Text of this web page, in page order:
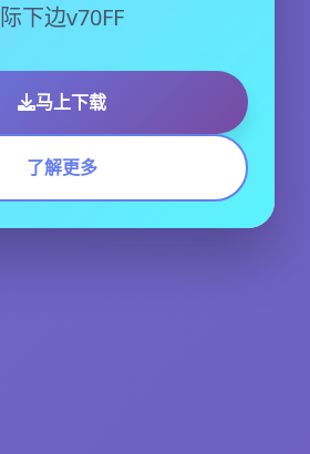
际下边v70FF
马上下载
了解更多